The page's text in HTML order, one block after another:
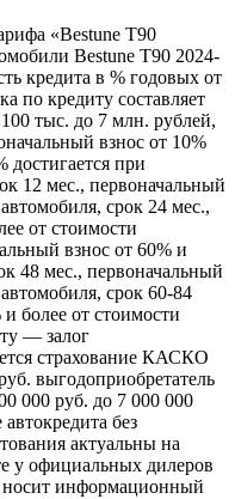
«Bestune T90
Bestune T90 2024-
кредита в % годовых от
по кредиту составляет
тыс. до 7 млн. рублей,
взнос от 10%
при
12 мес., первоначальный
срок 24 мес.,
от стоимости
взнос от 60% и
48 мес., первоначальный
срок 60-84
более от стоимости
— залог
страхование КАСКО
выгодоприобретатель
000 руб. до 7 000 000
без
актуальны на
у официальных дилеров
носит информационный